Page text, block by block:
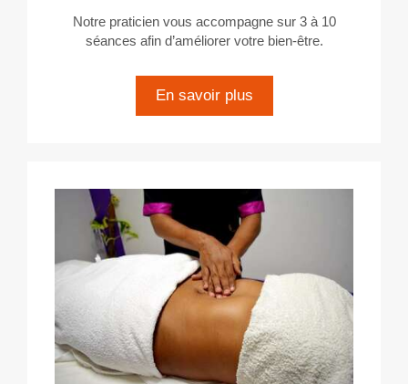
Notre praticien vous accompagne sur 3 à 10
séances afin d’améliorer votre bien-être.
En savoir plus